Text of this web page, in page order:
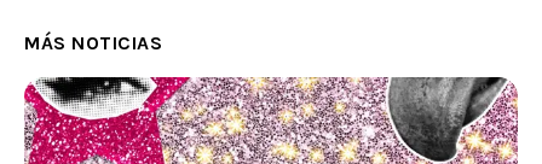
MÁS NOTICIAS